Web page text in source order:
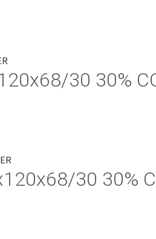
30 30%
30 30%